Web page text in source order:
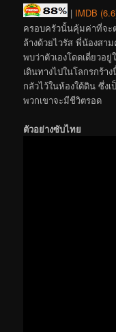
| IMDB
ครอบครัวนั้นคุ้มค่าที่จะ
ล้างด้วยไวรัส พี่น้องสา
พบว่าตัวเองโดดเดี่ยวอ
เดินทางไปในโลกรกร้
กลัวไว้ในห้องใต้ดิน ซึ่ง
พวกเขาจะมีชีวิตรอด
ตัวอย่างซับไทย